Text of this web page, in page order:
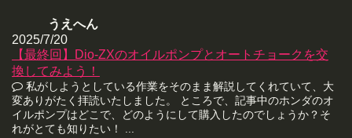
うえへん
2025/7/20
【最終回】Dio-ZXのオイルポンプとオートチョークを交
換してみよう！
私がしようとしている作業をそのまま解説してくれていて、大
変ありがたく拝読いたしました。 ところで、記事中のホンダのオ
イルポンプはどこで、どのようにして購入したのでしょうか？そ
れがとても知りたい！ ...